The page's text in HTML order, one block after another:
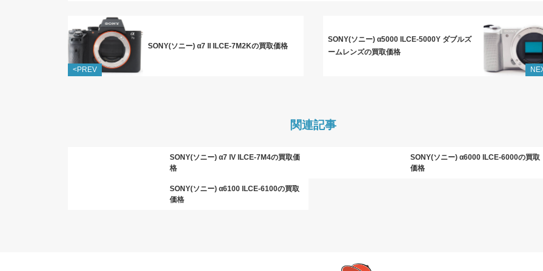
<PREV
SONY(ソニー) α7 II ILCE-7M2Kの買取価格
SONY(ソニー) α5000 ILCE-5000Y ダブルズ
ームレンズの買取価格
関連記事
SONY(ソニー) α7 IV ILCE-7M4の買取価
格
SONY(ソニー) α6000 ILCE-6000の買取
価格
SONY(ソニー) α6100 ILCE-6100の買取
価格